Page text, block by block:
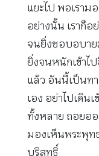
แยะไป พอเราม
อย่างนั้น เราก็อ
จนยิ่งชอบอบา
ยิ่งจนหนักเข้าไป
แล้ว อันนี้เป็นท
เอง อย่าไปเดิน
ทั้งหลาย ถอยอ
มองเห็นพระพุท
บริสุทธิ์